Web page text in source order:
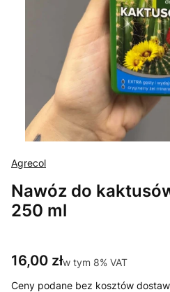
Agrecol
Nawóz do
250 ml
Cena
16,00 złw tym 8% VAT
w tym 8% VAT
Ceny podane bez kosztów